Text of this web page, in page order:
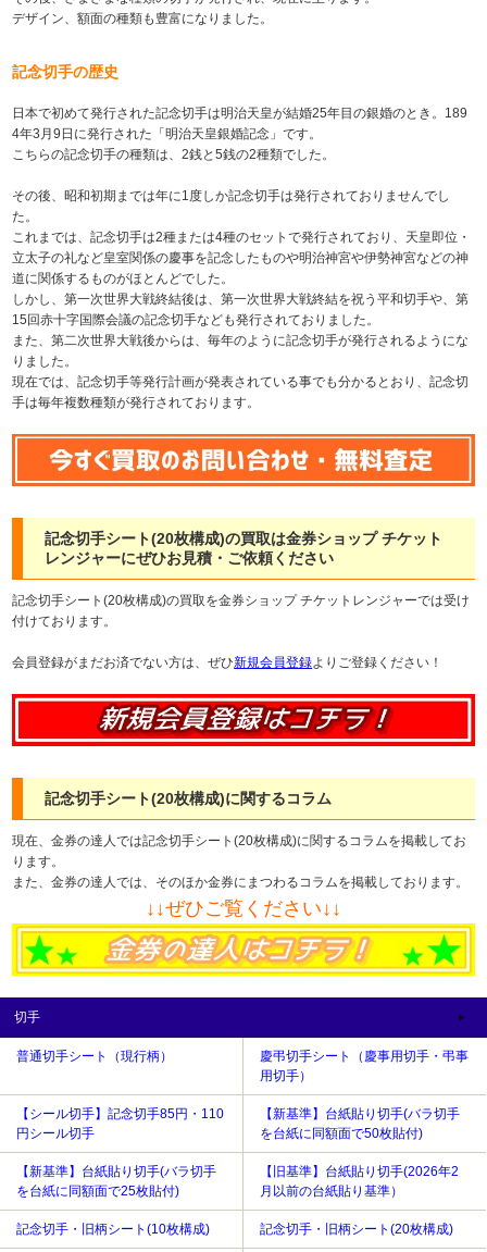
デザイン、額面の種類も豊富になりました。
記念切手の歴史
日本で初めて発行された記念切手は明治天皇が結婚25年目の銀婚のとき。189
4年3月9日に発行された「明治天皇銀婚記念」です。
こちらの記念切手の種類は、2銭と5銭の2種類でした。
その後、昭和初期までは年に1度しか記念切手は発行されておりませんでし
た。
これまでは、記念切手は2種または4種のセットで発行されており、天皇即位・
立太子の礼など皇室関係の慶事を記念したものや明治神宮や伊勢神宮などの神
道に関係するものがほとんどでした。
しかし、第一次世界大戦終結後は、第一次世界大戦終結を祝う平和切手や、第
15回赤十字国際会議の記念切手なども発行されておりました。
また、第二次世界大戦後からは、毎年のように記念切手が発行されるようにな
りました。
現在では、記念切手等発行計画が発表されている事でも分かるとおり、記念切
手は毎年複数種類が発行されております。
記念切手シート(20枚構成)の買取は金券ショップ チケット
レンジャーにぜひお見積・ご依頼ください
記念切手シート(20枚構成)の買取を金券ショップ チケットレンジャーでは受け
付けております。
会員登録がまだお済でない方は、ぜひ新規会員登録よりご登録ください！
記念切手シート(20枚構成)に関するコラム
現在、金券の達人では記念切手シート(20枚構成)に関するコラムを掲載してお
ります。
また、金券の達人では、そのほか金券にまつわるコラムを掲載しております。
↓↓ぜひご覧ください↓↓
切手
普通切手シート（現行柄）
慶弔切手シート（慶事用切手・弔事
用切手）
【シール切手】記念切手85円・110
円シール切手
【新基準】台紙貼り切手(バラ切手
を台紙に同額面で50枚貼付)
【新基準】台紙貼り切手(バラ切手
を台紙に同額面で25枚貼付)
【旧基準】台紙貼り切手(2026年2
月以前の台紙貼り基準）
記念切手・旧柄シート(10枚構成) 記念切手・旧柄シート(20枚構成)